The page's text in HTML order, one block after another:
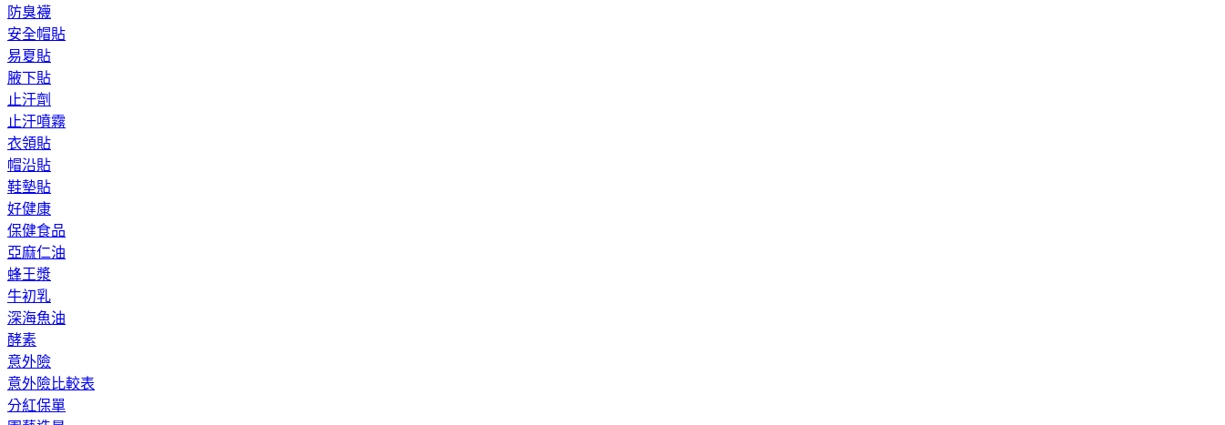
防臭襪
安全帽貼
易夏貼
腋下貼
止汗劑
止汗噴霧
衣領貼
帽沿貼
鞋墊貼
好健康
保健食品
亞麻仁油
蜂王漿
牛初乳
深海魚油
酵素
意外險
意外險比較表
分紅保單